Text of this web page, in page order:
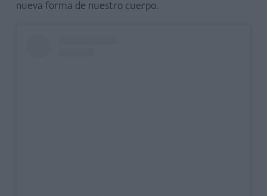
nueva forma de nuestro cuerpo.